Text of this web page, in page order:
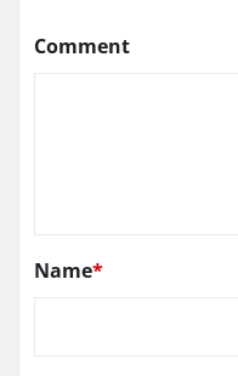
Comment
Name*